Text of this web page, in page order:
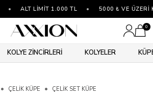
ALT LİMİT 1.000 TL 5000 ₺ VE ÜZERİ
0
KOLYE ZİNCİRLERİ KOLYELER
ÇELIK KÜPE ÇELIK SET KÜPE